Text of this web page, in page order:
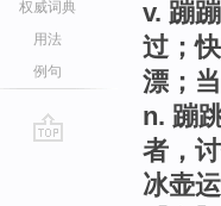
权威词典
用法
例句
v. 蹦
过；
漂；
n. 蹦
者，
冰壶